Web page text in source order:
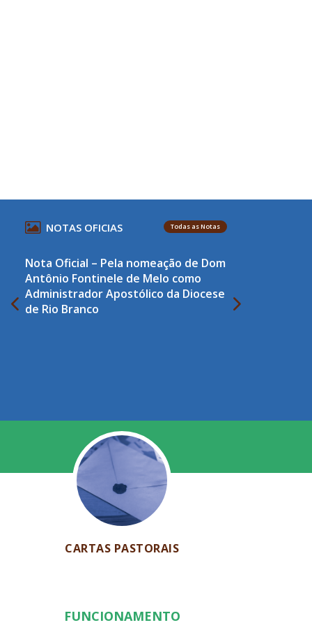
NOTAS OFICIAS Todas as Notas
Nota Oficial – Pela nomeação de Dom
Antônio Fontinele de Melo como
Administrador Apostólico da Diocese
de Rio Branco
CARTAS PASTORAIS
FUNCIONAMENTO